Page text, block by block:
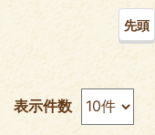
表示件数
先頭